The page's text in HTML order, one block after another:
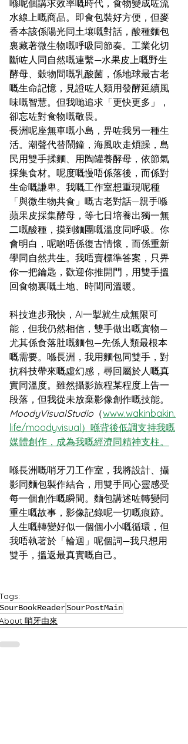
喺呢個講求效率嘅時代，食物變成咗流
水線上嘅商品。即食包裝好方便，但麥
香本該係陽光同土壤嘅對話，酸種麵包
裏藏著微生物嘅呼吸同節奏。工業化切
斷咗人同自然嘅連繫—水果皮上嘅野生
酵母、穀物間嘅乳酸菌，係地球最古老
嘅生命記憶，見證咗人類用發酵延續風
味嘅智慧。但我哋追求「更快更多」，
卻忘咗對食物嘅敬畏。
長洲呢座無車嘅小島，畀咗我另一種生
活。潮聲代替鬧鐘，海風吹走煩躁，島
民用雙手揉麵、用陶罐養酵母，依節氣
採集食材。呢度嘅慢唔係落後，而係對
生命嘅謙卑。我嘅工作室想重現呢種
「與微生物共食」嘅古老對話—親手喺
蘋果皮採集酵母，等七日培養出獨一無
二嘅酸種，摸到麵團嘅溫度同呼吸。你
會明白，呢啲唔係復古情懷，而係重新
學同自然共生。我唔賣標準答案，只畀
你一把鑰匙，歡迎你推開門，用雙手搵
回食物裏嘅土地、時間同溫暖。
科技進步飛快，AI一掣就生成無限可
能，但我仍然相信，雙手做出嘅實物—
尤其係食落肚嘅麵包—先係人類最根本
嘅需要。喺長洲，我用麵包同雙手，對
抗科技帶來嘅虛幻感，尋回屬於人嘅真
實同溫度。雖然攝影旅程某程度上告一
段落，但我從未放棄影像創作嘅技能。
MoodyVisualStudio （www.wakinbakin.
life/moodyvisual）喺背後低調支持我嘅
媒體創作，成為我嘅經濟同精神支柱。
喺長洲嘅哨牙刀工作室，我將設計、攝
影同麵包製作結合，用雙手同心靈感受
每一個創作嘅瞬間。麵包講述咗轉變同
重生嘅故事，影像記錄呢一切嘅痕跡。
人生嘅轉變好似一個個小小嘅循環，但
我唔執著於「輪迴」呢個詞—我只想用
雙手，搵返最真實嘅自己。
SourBookReaderSourPostMain
哨牙由來